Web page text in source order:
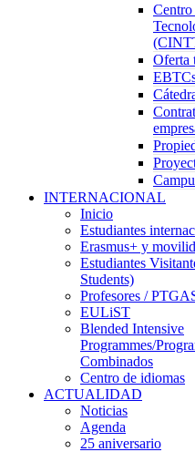
Centro
Oferta
INTERNACIONAL
Inicio
Estudiantes
Erasmus+ y
Estudiantes
Students)
Profesores /
EULiST
Blended Intensive
Programmes/
Combinados
Centro de idiomas
ACTUALIDAD
Noticias
Agenda
25 aniversario